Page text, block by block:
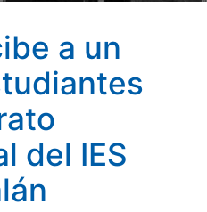
del IES Miguel Catalán
a un
del IES